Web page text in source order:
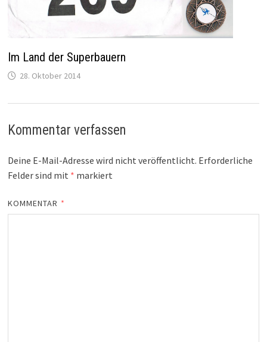
Im Land der Superbauern
28. Oktober 2014
Kommentar verfassen
Deine E-Mail-Adresse wird nicht veröffentlicht. Erforderliche
Felder sind mit * markiert
KOMMENTAR *